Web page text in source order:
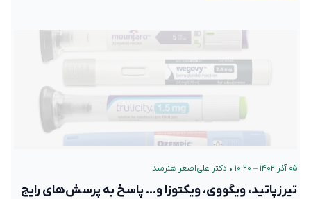
۰۵ آذر ۱۴۰۲ – ۱۰:۲۰ • دکتر علی‌اصغر هنرمند
تیرزپاتید، ویگووی، ویکتوزا و… پاسخ به پرسش‌های رایج